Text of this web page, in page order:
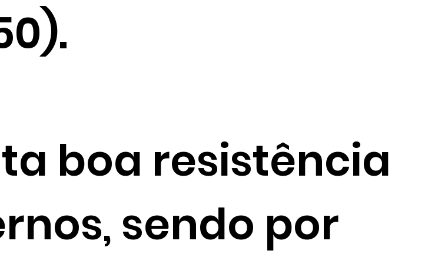
boa resistência
sendo por